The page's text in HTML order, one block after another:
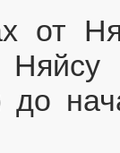
от
до